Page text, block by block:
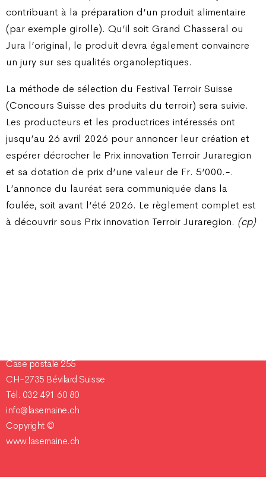
contribuant à la préparation d’un produit alimentaire
(par exemple girolle). Qu’il soit Grand Chasseral ou
Jura l’original, le produit devra également convaincre
un jury sur ses qualités organoleptiques.
La méthode de sélection du Festival Terroir Suisse
(Concours Suisse des produits du terroir) sera suivie.
Les producteurs et les productrices intéressés ont
jusqu’au 26 avril 2026 pour annoncer leur création et
espérer décrocher le Prix innovation Terroir Juraregion
et sa dotation de prix d’une valeur de Fr. 5’000.-.
L’annonce du lauréat sera communiquée dans la
foulée, soit avant l’été 2026. Le règlement complet est
à découvrir sous Prix innovation Terroir Juraregion. (cp)
Case postale 255
CH-2735 Bévilard Suisse
Tél. 032 491 60 80
info@lasemaine.ch
Copyright ©
www.lasemaine.ch